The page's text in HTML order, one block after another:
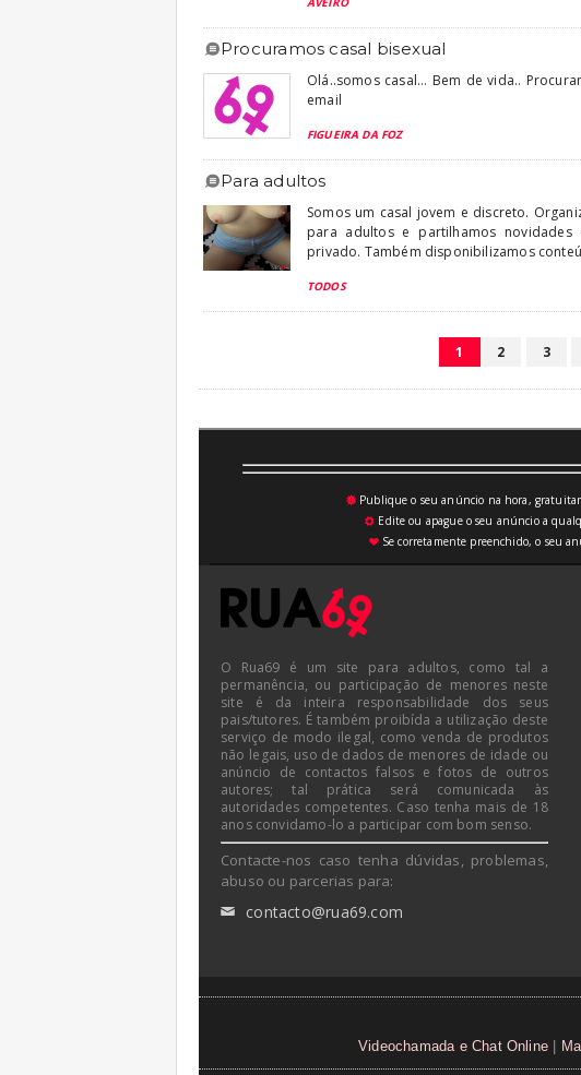
procuramos casal bisexual
Olá..somos casal... Bem de vida..
email
FIGUEIRA DA FOZ
para adultos
Somos um casal jovem e discreto.
para adultos e partilhamos
privado. Também disponibilizamos
TODOS
1 2 3
💥Publique o seu anúncio na hora,
⚙ Edite ou apague o seu anúncio a
♥Se corretamente preenchido, o seu
O Rua69 é um site para adultos, como tal a
permanência, ou participação de menores neste
site é da inteira responsabilidade dos seus
pais/tutores. É também proibída a utilização deste
serviço de modo ilegal, como venda de produtos
não legais, uso de dados de menores de idade ou
anúncio de contactos falsos e fotos de outros
autores; tal prática será comunicada às
autoridades competentes. Caso tenha mais de 18
anos convidamo-lo a participar com bom senso.
Contacte-nos caso tenha dúvidas, problemas,
abuso ou parcerias para:
✉ contacto@rua69.com
Videochamada e Chat Online